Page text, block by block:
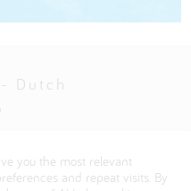
Dutch
website
you the most relevant
and repeat visits. By